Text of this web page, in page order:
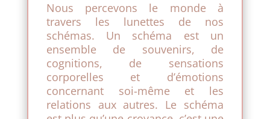
Nous percevons le monde à
travers les lunettes de nos
schémas. Un schéma est un
ensemble de souvenirs, de
cognitions, de sensations
corporelles et d’émotions
concernant soi-même et les
relations aux autres. Le schéma